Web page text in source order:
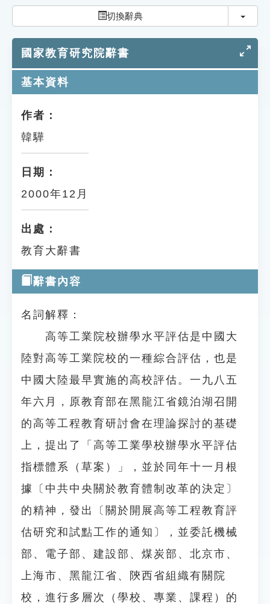
貓頭鷹博士
切換辭典 切換
國家教育研究院辭書
基本資料
作者：
韓驊
日期：
2000年12月
出處：
教育大辭書
辭書內容
名詞解釋：
高等工業院校辦學水平評估是中國大
陸對高等工業院校的一種綜合評估，也是
中國大陸最早實施的高校評估。一九八五
年六月，原教育部在黑龍江省鏡泊湖召開
的高等工程教育研討會在理論探討的基礎
上，提出了「高等工業學校辦學水平評估
指標體系（草案）」，並於同年十一月根
據〔中共中央關於教育體制改革的決定〕
的精神，發出〔關於開展高等工程教育評
估研究和試點工作的通知〕，並委託機械
部、電子部、建設部、煤炭部、北京市、
上海市、黑龍江省、陝西省組織有關院
校，進行多層次（學校、專業、課程）的